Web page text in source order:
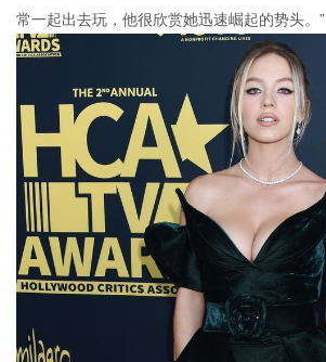
常一起出去玩，他很欣赏她迅速崛起的势头。”